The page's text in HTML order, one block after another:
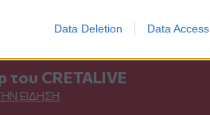
Data Deletion Data Access
του CRETALIVE
ΕΊΔΗΣΗ